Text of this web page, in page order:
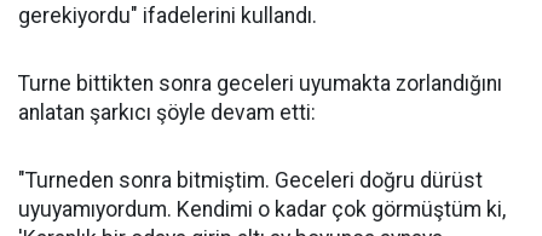
gerekiyordu" ifadelerini kullandı.
Turne bittikten sonra geceleri uyumakta zorlandığını
anlatan şarkıcı şöyle devam etti:
"Turneden sonra bitmiştim. Geceleri doğru dürüst
uyuyamıyordum. Kendimi o kadar çok görmüştüm ki,